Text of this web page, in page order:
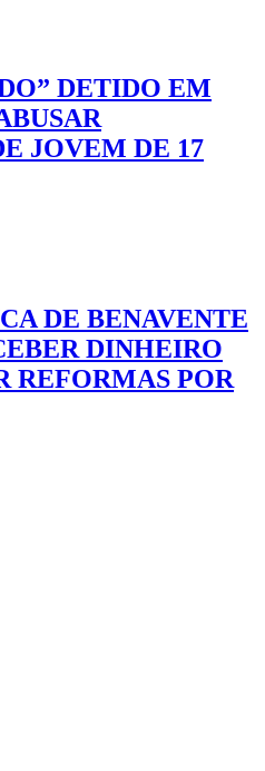
DETIDO EM
JOVEM DE 17
DE BENAVENTE
DINHEIRO
REFORMAS POR